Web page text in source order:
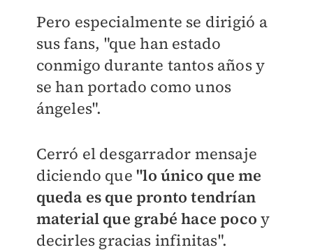
Pero especialmente se dirigió a
sus fans, "que han estado
conmigo durante tantos años y
se han portado como unos
ángeles".
Cerró el desgarrador mensaje
diciendo que"lo único que me
queda es que pronto tendrían
material que grabé hace poco y
decirles gracias infinitas".